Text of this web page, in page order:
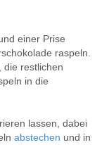
einer Prise
raspeln.
restlichen
in die
lassen, dabei
abstechen und in